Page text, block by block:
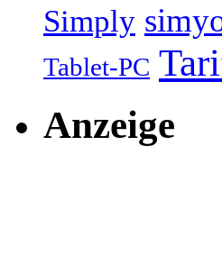
Simply
Tablet-PC
Anzeige